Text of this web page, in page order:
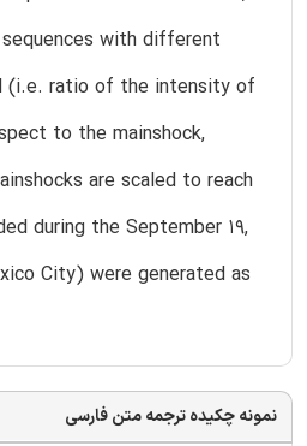
with different
(i.e. ratio of the intensity of
to the mainshock,
are scaled to reach
during the September 19,
City) were generated as
نمونه چکیده ترجمه متن فارسی